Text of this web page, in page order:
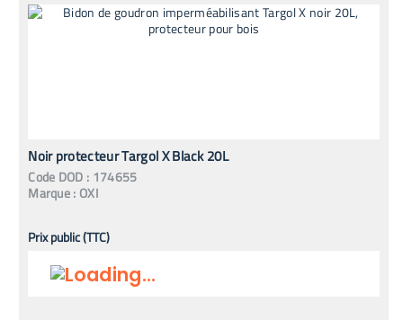
Noir protecteur Targol X Black 20L
Code DOD : 174655
Marque : OXI
Prix public (TTC)